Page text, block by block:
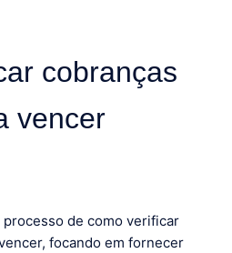
cobranças
vencer
de como verificar
focando em fornecer